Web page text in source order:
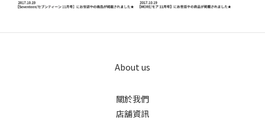
About us
關於我們
店舖資訊